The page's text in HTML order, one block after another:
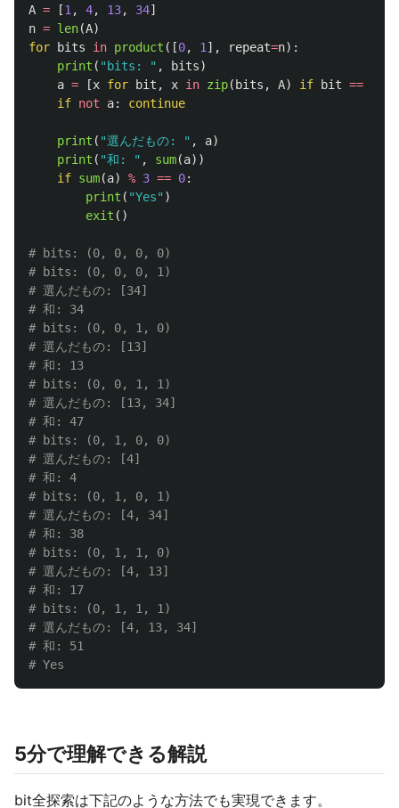
A = [1 , 4, 13, 34]
n = len(A)
for
bits in product ([0, 1 ], repeat=n):
print ( " bits: " , bits)
a = [x for bit , x in zip( bits , A) if bit ==
if not a: continue
print ( "選んだもの: " , a)
print ( "和: " , sum(a))
if sum(a) % 3 == 0:
print ( "Yes" )
exit ()
# bits: (0, 0, 0, 0)
# bits: (0, 0, 0, 1)
# 選んだもの: [34]
# 和: 34
# bits: (0, 0, 1, 0)
# 選んだもの: [13]
# 和: 13
# bits: (0, 0, 1, 1)
# 選んだもの: [13, 34]
# 和: 47
# bits: (0, 1, 0, 0)
# 選んだもの: [4]
# 和: 4
# bits: (0, 1, 0, 1)
# 選んだもの: [4, 34]
# 和: 38
# bits: (0, 1, 1, 0)
# 選んだもの: [4, 13]
# 和: 17
# bits: (0, 1, 1, 1)
# 選んだもの: [4, 13, 34]
# 和: 51
5分で理解できる解説
bit全探索は下記のような方法でも実現できます。